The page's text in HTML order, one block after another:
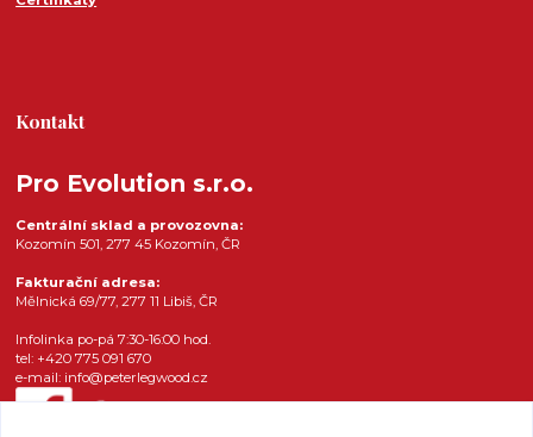
Kontakt
Pro Evolution s.r.o.
Centrální sklad a provozovna:
Kozomín 501, 277 45 Kozomín, ČR
Fakturační adresa:
Mělnická 69/77, 277 11 Libiš, ČR
Infolinka po-pá 7:30-16:00 hod.
tel: +420 775 091 670
e-mail: info@peterlegwood.cz